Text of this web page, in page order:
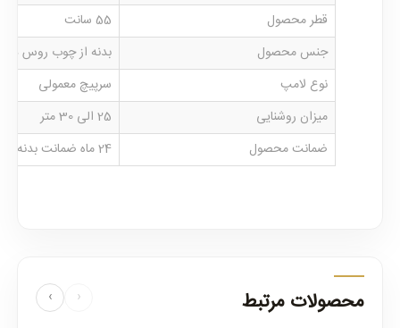
قطر محصول
55 سانت
جنس محصول
بدنه از چوب روس
نوع لامپ
سرپیچ معمولی
میزان روشنایی
25 الی 30 متر
ضمانت محصول
24 ماه ضمانت بدنه و خدمات پس از فروش
محصولات مرتبط ‹
›